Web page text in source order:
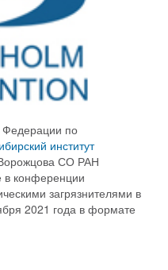
Федерации по
институт
СО РАН
в конференции
загрязнителями в
2021 года в формате